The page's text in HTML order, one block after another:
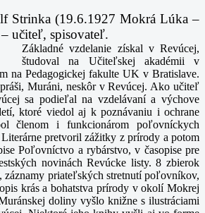
Strinka (19.6.1927 Mokrá Lúka –
učiteľ, spisovateľ.
Základné vzdelanie získal v Revúcej,
študoval na Učiteľskej akadémii v
na Pedagogickej fakulte UK v Bratislave.
Muráni, neskôr v Revúcej. Ako učiteľ
sa podieľal na vzdelávaní a výchove
ktoré viedol aj k poznávaniu i ochrane
členom i funkcionárom poľovníckych
pretvoril zážitky z prírody a potom
Poľovníctvo a rybárstvo, v časopise pre
novinách Revúcke listy. 8 zbierok
priateľských stretnutí poľovníkov,
krás a bohatstva prírody v okolí Mokrej
doliny vyšlo knižne s ilustráciami